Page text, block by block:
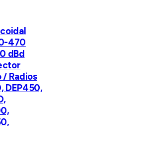
470
dBd
/ Radios
DEP450,